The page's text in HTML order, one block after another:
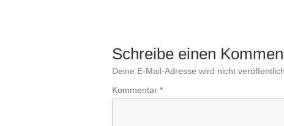
Schreibe einen
Deine E-Mail-Adresse wird nicht
Kommentar *